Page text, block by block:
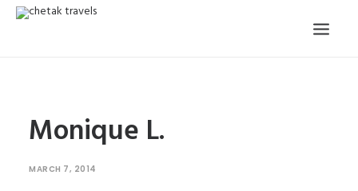
OUR STORY
Monique L.
MARCH 7, 2014